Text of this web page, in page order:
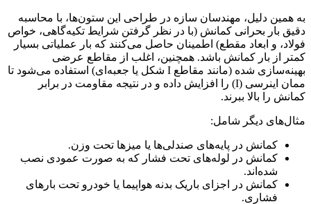
به همین دلیل، مهندسان سازه در طراحی این ستون‌ها، با محاسبه
دقیق بار بحرانی کمانش (با در نظر گرفتن شرایط تکیه‌گاهی، خواص
فولاد، و ابعاد مقطع) اطمینان حاصل می‌کنند که بار عملیاتی بسیار
کمتر از بار کمانش باشد. همچنین، اغلب از مقاطع عرضی
بهینه‌سازی شده (مانند مقاطع I شکل یا جعبه‌ای) استفاده می‌شود تا
ممان اینرسی (I) را افزایش داده و در نتیجه مقاومت در برابر
کمانش را بالا ببرند.
مثال‌های دیگر شامل:
کمانش در پایه‌های صندلی‌ها یا میزها تحت وزن.
کمانش در لوله‌های تحت فشار که به صورت عمودی نصب
شده‌اند.
کمانش در اجزای باریک بدنه هواپیما یا خودرو تحت بارهای
فشاری.